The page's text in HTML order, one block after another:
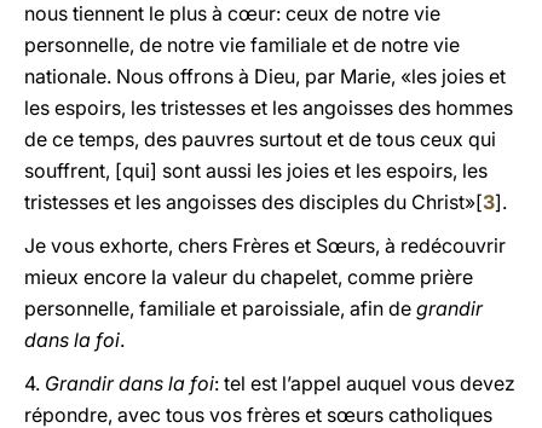
nous tiennent le plus à cœur: ceux de notre vie
personnelle, de notre vie familiale et de notre vie
nationale. Nous offrons à Dieu, par Marie, «les joies et
les espoirs, les tristesses et les angoisses des hommes
de ce temps, des pauvres surtout et de tous ceux qui
souffrent, [qui] sont aussi les joies et les espoirs, les
tristesses et les angoisses des disciples du Christ»[3].
Je vous exhorte, chers Frères et Sœurs, à redécouvrir
mieux encore la valeur du chapelet, comme prière
personnelle, familiale et paroissiale, afin de grandir
dans la foi.
4. Grandir dans la foi: tel est l’appel auquel vous devez
répondre, avec tous vos frères et sœurs catholiques